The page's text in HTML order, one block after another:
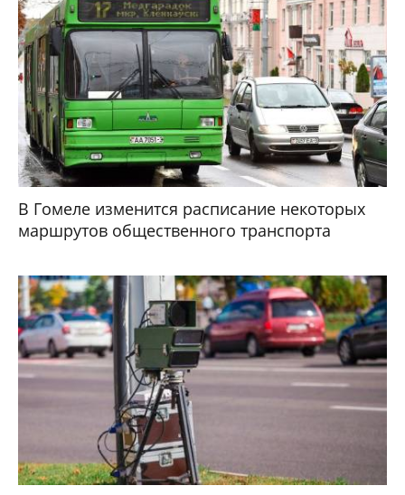
В Гомеле изменится расписание некоторых
маршрутов общественного транспорта